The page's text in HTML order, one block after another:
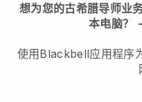
想为您的古希腊导师业
本电脑？
-
使用Blackbell应用程序